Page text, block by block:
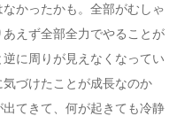
かったかも。全部がむしゃ
えず全部全力でやることが
に周りが見えなくなってい
づけたことが成長なのか
てきて、何が起きても冷静